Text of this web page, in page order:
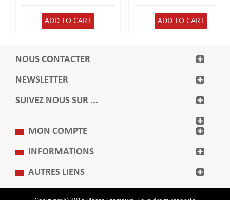
ADD TO CART ADD TO CART
NOUS CONTACTER
NEWSLETTER
SUIVEZ NOUS SUR ...
MON COMPTE
INFORMATIONS
AUTRES LIENS